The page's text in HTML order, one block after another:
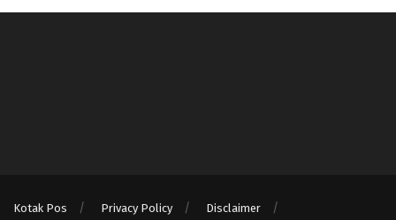
Kotak Pos Privacy Policy Disclaimer